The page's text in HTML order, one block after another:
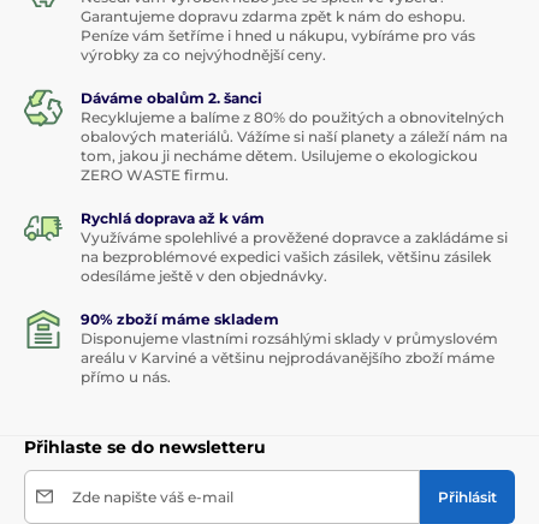
Garantujeme dopravu zdarma zpět k nám do eshopu.
Peníze vám šetříme i hned u nákupu, vybíráme pro vás
výrobky za co nejvýhodnější ceny.
Dáváme obalům 2. šanci
Recyklujeme a balíme z 80% do použitých a obnovitelných
obalových materiálů. Vážíme si naší planety a záleží nám na
tom, jakou ji necháme dětem. Usilujeme o ekologickou
ZERO WASTE firmu.
Rychlá doprava až k vám
Využíváme spolehlivé a prověžené dopravce a zakládáme si
na bezproblémové expedici vašich zásilek, většinu zásilek
odesíláme ještě v den objednávky.
90% zboží máme skladem
Disponujeme vlastními rozsáhlými sklady v průmyslovém
areálu v Karviné a většinu nejprodávanějšího zboží máme
přímo u nás.
Přihlaste se do newsletteru
Zde napište váš e-mail Přihlásit